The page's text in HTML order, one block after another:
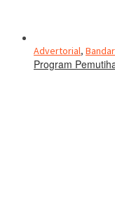
Advertorial,
Program